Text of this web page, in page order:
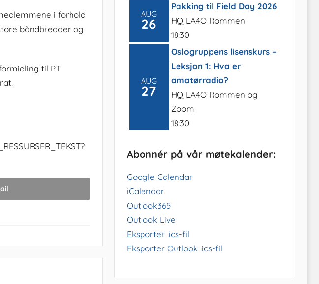
i forhold
båndbredder og
til PT
AUG
26
Pakking til Field Day 2026
HQ LA4O Rommen
18:30
AUG
27
Oslogruppens lisenskurs –
Leksjon 1: Hva er
amatørradio?
HQ LA4O Rommen og
Zoom
18:30
Abonnér på vår møtekalender:
Google Calendar
iCalendar
Outlook365
Outlook Live
Eksporter .ics-fil
Eksporter Outlook .ics-fil